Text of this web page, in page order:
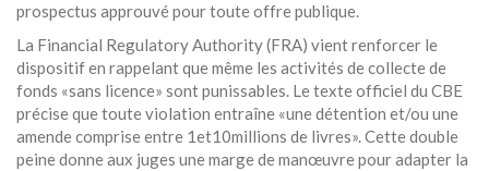
prospectus approuvé pour toute offre publique.
La Financial Regulatory Authority (FRA) vient renforcer le
dispositif en rappelant que même les activités de collecte de
fonds «sans licence» sont punissables. Le texte officiel du CBE
précise que toute violation entraîne «une détention et/ou une
amende comprise entre 1et10millions de livres». Cette double
peine donne aux juges une marge de manœuvre pour adapter la